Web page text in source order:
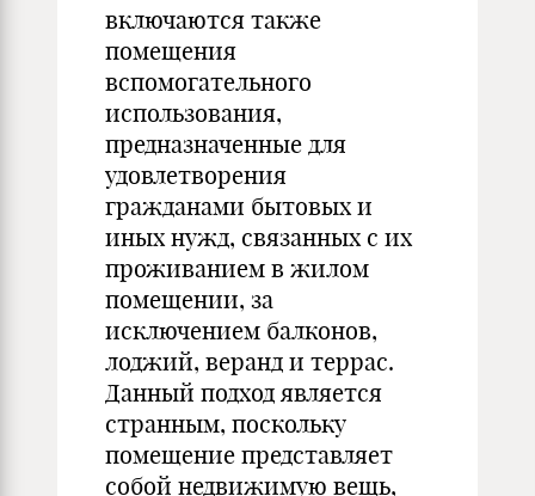
включаются также
помещения
вспомогательного
использования,
предназначенные для
удовлетворения
гражданами бытовых и
иных нужд, связанных с их
проживанием в жилом
помещении, за
исключением балконов,
лоджий, веранд и террас.
Данный подход является
странным, поскольку
помещение представляет
собой недвижимую вещь,